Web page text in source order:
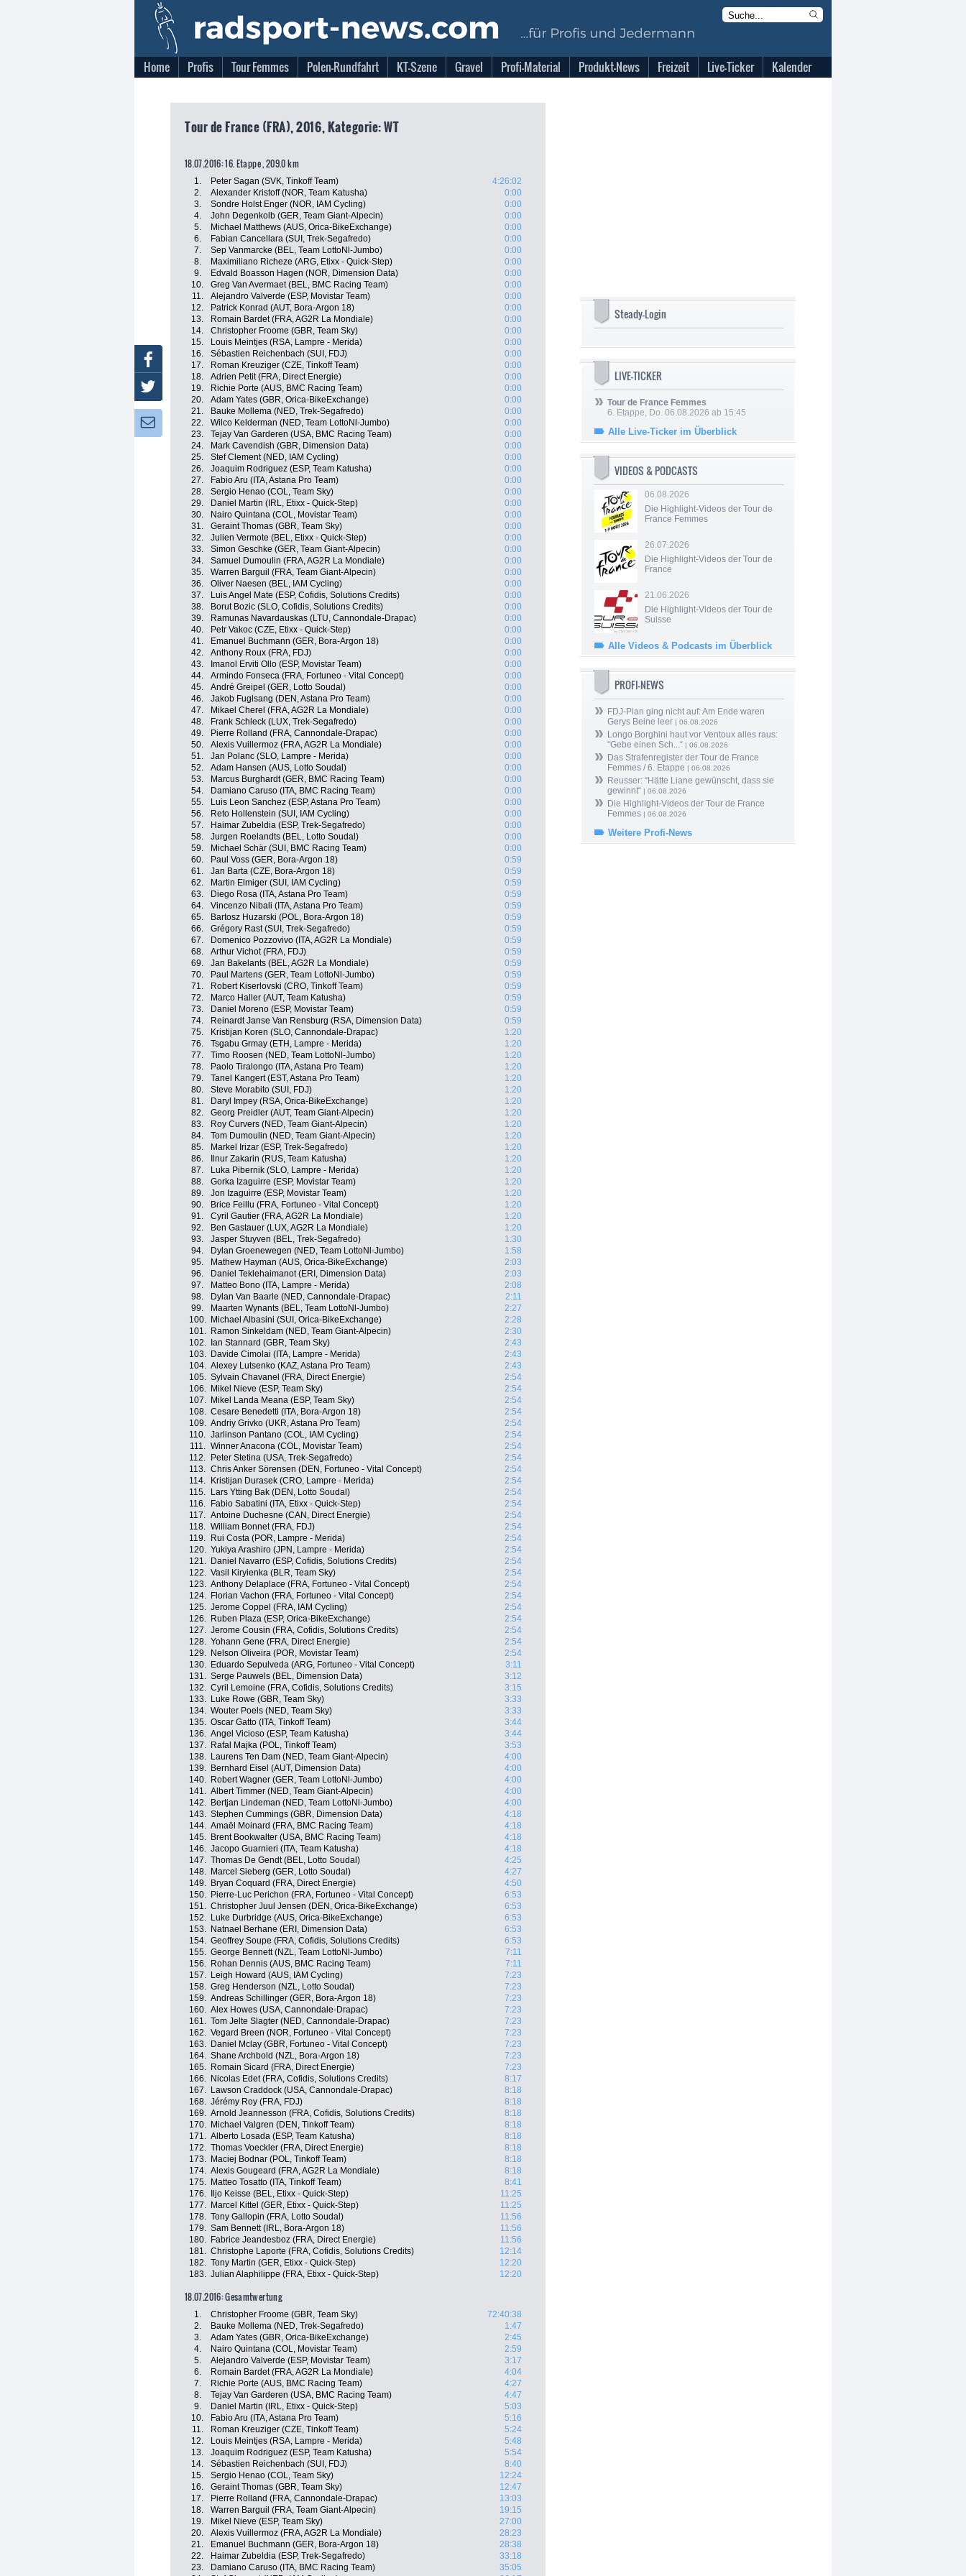
Home Profis Tour Femmes Polen-Rundfahrt KT-Szene Gravel Profi-Material Produkt-News Freizeit Live-Ticker Kalender
Tour de France (FRA), 2016, Kategorie: WT
18.07.2016: 16. Etappe , 209.0 km
1. Peter Sagan (SVK, Tinkoff Team)
4:26:02
2.
Alexander Kristoff (NOR, Team Katusha)
0:00
3.
Sondre Holst Enger (NOR, IAM Cycling)
0:00
4.
John Degenkolb (GER, Team Giant-Alpecin)
0:00
5.
Michael Matthews (AUS, Orica-BikeExchange)
0:00
6.
Fabian Cancellara (SUI, Trek-Segafredo)
0:00
7.
Sep Vanmarcke (BEL, Team LottoNl-Jumbo)
0:00
8.
Maximiliano Richeze (ARG, Etixx - Quick-Step)
0:00
9.
Edvald Boasson Hagen (NOR, Dimension Data)
0:00
10.
Greg Van Avermaet (BEL, BMC Racing Team)
0:00
11.
Alejandro Valverde (ESP, Movistar Team)
0:00
12.
Patrick Konrad (AUT, Bora-Argon 18)
0:00
13.
Romain Bardet (FRA, AG2R La Mondiale)
0:00
14.
Christopher Froome (GBR, Team Sky)
0:00
15.
Louis Meintjes (RSA, Lampre - Merida)
0:00
16.
Sébastien Reichenbach (SUI, FDJ)
0:00
17.
Roman Kreuziger (CZE, Tinkoff Team)
0:00
18.
Adrien Petit (FRA, Direct Energie)
0:00
19.
Richie Porte (AUS, BMC Racing Team)
0:00
20.
Adam Yates (GBR, Orica-BikeExchange)
0:00
21.
Bauke Mollema (NED, Trek-Segafredo)
0:00
22.
Wilco Kelderman (NED, Team LottoNl-Jumbo)
0:00
23.
Tejay Van Garderen (USA, BMC Racing Team)
0:00
24.
Mark Cavendish (GBR, Dimension Data)
0:00
25.
Stef Clement (NED, IAM Cycling)
0:00
26.
Joaquim Rodriguez (ESP, Team Katusha)
0:00
27.
Fabio Aru (ITA, Astana Pro Team)
0:00
28.
Sergio Henao (COL, Team Sky)
0:00
29.
Daniel Martin (IRL, Etixx - Quick-Step)
0:00
30.
Nairo Quintana (COL, Movistar Team)
0:00
31.
Geraint Thomas (GBR, Team Sky)
0:00
32.
Julien Vermote (BEL, Etixx - Quick-Step)
0:00
33.
Simon Geschke (GER, Team Giant-Alpecin)
0:00
34.
Samuel Dumoulin (FRA, AG2R La Mondiale)
0:00
35.
Warren Barguil (FRA, Team Giant-Alpecin)
0:00
36.
Oliver Naesen (BEL, IAM Cycling)
0:00
37.
Luis Angel Mate (ESP, Cofidis, Solutions Credits)
0:00
38.
Borut Bozic (SLO, Cofidis, Solutions Credits)
0:00
39.
Ramunas Navardauskas (LTU, Cannondale-Drapac)
0:00
40.
Petr Vakoc (CZE, Etixx - Quick-Step)
0:00
41.
Emanuel Buchmann (GER, Bora-Argon 18)
0:00
42.
Anthony Roux (FRA, FDJ)
0:00
43.
Imanol Erviti Ollo (ESP, Movistar Team)
0:00
44.
Armindo Fonseca (FRA, Fortuneo - Vital Concept)
0:00
45.
André Greipel (GER, Lotto Soudal)
0:00
46.
Jakob Fuglsang (DEN, Astana Pro Team)
0:00
47.
Mikael Cherel (FRA, AG2R La Mondiale)
0:00
48.
Frank Schleck (LUX, Trek-Segafredo)
0:00
49.
Pierre Rolland (FRA, Cannondale-Drapac)
0:00
50.
Alexis Vuillermoz (FRA, AG2R La Mondiale)
0:00
51.
Jan Polanc (SLO, Lampre - Merida)
0:00
52.
Adam Hansen (AUS, Lotto Soudal)
0:00
53.
Marcus Burghardt (GER, BMC Racing Team)
0:00
54.
Damiano Caruso (ITA, BMC Racing Team)
0:00
55.
Luis Leon Sanchez (ESP, Astana Pro Team)
0:00
56.
Reto Hollenstein (SUI, IAM Cycling)
0:00
57.
Haimar Zubeldia (ESP, Trek-Segafredo)
0:00
58.
Jurgen Roelandts (BEL, Lotto Soudal)
0:00
59.
Michael Schär (SUI, BMC Racing Team)
0:00
60.
Paul Voss (GER, Bora-Argon 18)
0:59
61.
Jan Barta (CZE, Bora-Argon 18)
0:59
62.
Martin Elmiger (SUI, IAM Cycling)
0:59
63.
Diego Rosa (ITA, Astana Pro Team)
0:59
64.
Vincenzo Nibali (ITA, Astana Pro Team)
0:59
65.
Bartosz Huzarski (POL, Bora-Argon 18)
0:59
66.
Grégory Rast (SUI, Trek-Segafredo)
0:59
67.
Domenico Pozzovivo (ITA, AG2R La Mondiale)
0:59
68.
Arthur Vichot (FRA, FDJ)
0:59
69.
Jan Bakelants (BEL, AG2R La Mondiale)
0:59
70.
Paul Martens (GER, Team LottoNl-Jumbo)
0:59
71.
Robert Kiserlovski (CRO, Tinkoff Team)
0:59
72.
Marco Haller (AUT, Team Katusha)
0:59
73.
Daniel Moreno (ESP, Movistar Team)
0:59
74.
Reinardt Janse Van Rensburg (RSA, Dimension Data)
0:59
75.
Kristijan Koren (SLO, Cannondale-Drapac)
1:20
76.
Tsgabu Grmay (ETH, Lampre - Merida)
1:20
77.
Timo Roosen (NED, Team LottoNl-Jumbo)
1:20
78.
Paolo Tiralongo (ITA, Astana Pro Team)
1:20
79.
Tanel Kangert (EST, Astana Pro Team)
1:20
80.
Steve Morabito (SUI, FDJ)
1:20
81.
Daryl Impey (RSA, Orica-BikeExchange)
1:20
82.
Georg Preidler (AUT, Team Giant-Alpecin)
1:20
83.
Roy Curvers (NED, Team Giant-Alpecin)
1:20
84.
Tom Dumoulin (NED, Team Giant-Alpecin)
1:20
85.
Markel Irizar (ESP, Trek-Segafredo)
1:20
86.
Ilnur Zakarin (RUS, Team Katusha)
1:20
87.
Luka Pibernik (SLO, Lampre - Merida)
1:20
88.
Gorka Izaguirre (ESP, Movistar Team)
1:20
89.
Jon Izaguirre (ESP, Movistar Team)
1:20
90.
Brice Feillu (FRA, Fortuneo - Vital Concept)
1:20
91.
Cyril Gautier (FRA, AG2R La Mondiale)
1:20
92.
Ben Gastauer (LUX, AG2R La Mondiale)
1:20
93.
Jasper Stuyven (BEL, Trek-Segafredo)
1:30
94.
Dylan Groenewegen (NED, Team LottoNl-Jumbo)
1:58
95.
Mathew Hayman (AUS, Orica-BikeExchange)
2:03
96.
Daniel Teklehaimanot (ERI, Dimension Data)
2:03
97.
Matteo Bono (ITA, Lampre - Merida)
2:08
98.
Dylan Van Baarle (NED, Cannondale-Drapac)
2:11
99.
Maarten Wynants (BEL, Team LottoNl-Jumbo)
2:27
100.
Michael Albasini (SUI, Orica-BikeExchange)
2:28
101.
Ramon Sinkeldam (NED, Team Giant-Alpecin)
2:30
102.
Ian Stannard (GBR, Team Sky)
2:43
103.
Davide Cimolai (ITA, Lampre - Merida)
2:43
104. Alexey Lutsenko (KAZ, Astana Pro Team)
2:43
105. Sylvain Chavanel (FRA, Direct Energie)
2:54
106.
Mikel Nieve (ESP, Team Sky)
2:54
107.
Mikel Landa Meana (ESP, Team Sky)
2:54
108. Cesare Benedetti (ITA, Bora-Argon 18)
2:54
109. Andriy Grivko (UKR, Astana Pro Team)
2:54
110. Jarlinson Pantano (COL, IAM Cycling)
2:54
111. Winner Anacona (COL, Movistar Team)
2:54
112.
Peter Stetina (USA, Trek-Segafredo)
2:54
113. Chris Anker Sörensen (DEN, Fortuneo - Vital Concept)
2:54
114.
Kristijan Durasek (CRO, Lampre - Merida)
2:54
115.
Lars Ytting Bak (DEN, Lotto Soudal)
2:54
116.
Fabio Sabatini (ITA, Etixx - Quick-Step)
2:54
117. Antoine Duchesne (CAN, Direct Energie)
2:54
118. William Bonnet (FRA, FDJ)
2:54
119.
Rui Costa (POR, Lampre - Merida)
2:54
120. Yukiya Arashiro (JPN, Lampre - Merida)
2:54
121.
Daniel Navarro (ESP, Cofidis, Solutions Credits)
2:54
122. Vasil Kiryienka (BLR, Team Sky)
2:54
123. Anthony Delaplace (FRA, Fortuneo - Vital Concept)
2:54
124.
Florian Vachon (FRA, Fortuneo - Vital Concept)
2:54
125. Jerome Coppel (FRA, IAM Cycling)
2:54
126.
Ruben Plaza (ESP, Orica-BikeExchange)
2:54
127. Jerome Cousin (FRA, Cofidis, Solutions Credits)
2:54
128. Yohann Gene (FRA, Direct Energie)
2:54
129.
Nelson Oliveira (POR, Movistar Team)
2:54
130.
Eduardo Sepulveda (ARG, Fortuneo - Vital Concept)
3:11
131. Serge Pauwels (BEL, Dimension Data)
3:12
132. Cyril Lemoine (FRA, Cofidis, Solutions Credits)
3:15
133.
Luke Rowe (GBR, Team Sky)
3:33
134. Wouter Poels (NED, Team Sky)
3:33
135. Oscar Gatto (ITA, Tinkoff Team)
3:44
136. Angel Vicioso (ESP, Team Katusha)
3:44
137.
Rafal Majka (POL, Tinkoff Team)
3:53
138.
Laurens Ten Dam (NED, Team Giant-Alpecin)
4:00
139.
Bernhard Eisel (AUT, Dimension Data)
4:00
140.
Robert Wagner (GER, Team LottoNl-Jumbo)
4:00
141. Albert Timmer (NED, Team Giant-Alpecin)
4:00
142.
Bertjan Lindeman (NED, Team LottoNl-Jumbo)
4:00
143. Stephen Cummings (GBR, Dimension Data)
4:18
144. Amaël Moinard (FRA, BMC Racing Team)
4:18
145.
Brent Bookwalter (USA, BMC Racing Team)
4:18
146. Jacopo Guarnieri (ITA, Team Katusha)
4:18
147. Thomas De Gendt (BEL, Lotto Soudal)
4:25
148.
Marcel Sieberg (GER, Lotto Soudal)
4:27
149.
Bryan Coquard (FRA, Direct Energie)
4:50
150.
Pierre-Luc Perichon (FRA, Fortuneo - Vital Concept)
6:53
151. Christopher Juul Jensen (DEN, Orica-BikeExchange)
6:53
152.
Luke Durbridge (AUS, Orica-BikeExchange)
6:53
153.
Natnael Berhane (ERI, Dimension Data)
6:53
154. Geoffrey Soupe (FRA, Cofidis, Solutions Credits)
6:53
155. George Bennett (NZL, Team LottoNl-Jumbo)
7:11
156.
Rohan Dennis (AUS, BMC Racing Team)
7:11
157.
Leigh Howard (AUS, IAM Cycling)
7:23
158. Greg Henderson (NZL, Lotto Soudal)
7:23
159. Andreas Schillinger (GER, Bora-Argon 18)
7:23
160. Alex Howes (USA, Cannondale-Drapac)
7:23
161. Tom Jelte Slagter (NED, Cannondale-Drapac)
7:23
162. Vegard Breen (NOR, Fortuneo - Vital Concept)
7:23
163.
Daniel Mclay (GBR, Fortuneo - Vital Concept)
7:23
164. Shane Archbold (NZL, Bora-Argon 18)
7:23
165.
Romain Sicard (FRA, Direct Energie)
7:23
166.
Nicolas Edet (FRA, Cofidis, Solutions Credits)
8:17
167.
Lawson Craddock (USA, Cannondale-Drapac)
8:18
168. Jérémy Roy (FRA, FDJ)
8:18
169. Arnold Jeannesson (FRA, Cofidis, Solutions Credits)
8:18
170.
Michael Valgren (DEN, Tinkoff Team)
8:18
171. Alberto Losada (ESP, Team Katusha)
8:18
172. Thomas Voeckler (FRA, Direct Energie)
8:18
173.
Maciej Bodnar (POL, Tinkoff Team)
8:18
174. Alexis Gougeard (FRA, AG2R La Mondiale)
8:18
175.
Matteo Tosatto (ITA, Tinkoff Team)
8:41
176.
Iljo Keisse (BEL, Etixx - Quick-Step)
11:25
177.
Marcel Kittel (GER, Etixx - Quick-Step)
11:25
178. Tony Gallopin (FRA, Lotto Soudal)
11:56
179. Sam Bennett (IRL, Bora-Argon 18)
11:56
180.
Fabrice Jeandesboz (FRA, Direct Energie)
11:56
181. Christophe Laporte (FRA, Cofidis, Solutions Credits)
12:14
182. Tony Martin (GER, Etixx - Quick-Step)
12:20
183. Julian Alaphilippe (FRA, Etixx - Quick-Step) 12:20
18.07.2016: Gesamtwertung
1. Christopher Froome (GBR, Team Sky)
72:40:38
2.
Bauke Mollema (NED, Trek-Segafredo)
1:47
3.
Adam Yates (GBR, Orica-BikeExchange)
2:45
4.
Nairo Quintana (COL, Movistar Team)
2:59
5.
Alejandro Valverde (ESP, Movistar Team)
3:17
6.
Romain Bardet (FRA, AG2R La Mondiale)
4:04
7.
Richie Porte (AUS, BMC Racing Team)
4:27
8.
Tejay Van Garderen (USA, BMC Racing Team)
4:47
9.
Daniel Martin (IRL, Etixx - Quick-Step)
5:03
10.
Fabio Aru (ITA, Astana Pro Team)
5:16
11.
Roman Kreuziger (CZE, Tinkoff Team)
5:24
12.
Louis Meintjes (RSA, Lampre - Merida)
5:48
13.
Joaquim Rodriguez (ESP, Team Katusha)
5:54
14.
Sébastien Reichenbach (SUI, FDJ)
8:40
15.
Sergio Henao (COL, Team Sky)
12:24
16.
Geraint Thomas (GBR, Team Sky)
12:47
17.
Pierre Rolland (FRA, Cannondale-Drapac)
13:03
18.
Warren Barguil (FRA, Team Giant-Alpecin)
19:15
19.
Mikel Nieve (ESP, Team Sky)
27:00
20.
Alexis Vuillermoz (FRA, AG2R La Mondiale)
28:23
21.
Emanuel Buchmann (GER, Bora-Argon 18)
28:38
22.
Haimar Zubeldia (ESP, Trek-Segafredo)
33:18
23.
Damiano Caruso (ITA, BMC Racing Team)
35:05
Steady-Login
LIVE-TICKER
Tour de France Femmes
6. Etappe, Do. 06.08.2026 ab 15:45
Alle Live-Ticker im Überblick
VIDEOS & PODCASTS
06.08.2026
Die Highlight-Videos der Tour de
France Femmes
26.07.2026
Die Highlight-Videos der Tour de
France
21.06.2026
Die Highlight-Videos der Tour de
Suisse
Alle Videos & Podcasts im Überblick
PROFI-NEWS
FDJ-Plan ging nicht auf: Am Ende waren
Gerys Beine leer | 06.08.2026
Longo Borghini haut vor Ventoux alles raus:
“Gebe einen Sch...“ | 06.08.2026
Das Strafenregister der Tour de France
Femmes / 6. Etappe | 06.08.2026
Reusser: “Hätte Liane gewünscht, dass sie
gewinnt“ | 06.08.2026
Die Highlight-Videos der Tour de France
Femmes | 06.08.2026
Weitere Profi-News
Facebook
Twitter
Newsletter: